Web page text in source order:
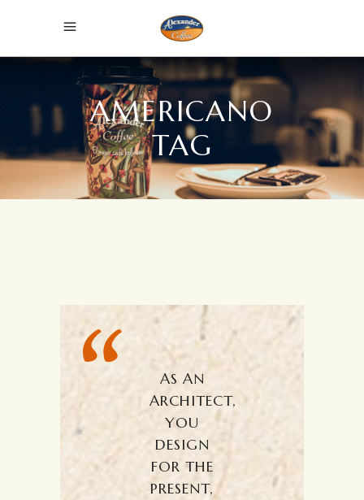
AMERICANO
TAG
AS AN
ARCHITECT,
YOU
DESIGN
FOR THE
PRESENT,